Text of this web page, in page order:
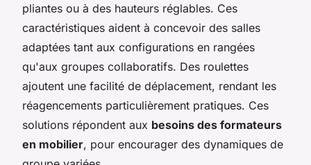
pliantes ou à des hauteurs réglables. Ces
caractéristiques aident à concevoir des salles
adaptées tant aux configurations en rangées
qu'aux groupes collaboratifs. Des roulettes
ajoutent une facilité de déplacement, rendant les
réagencements particulièrement pratiques. Ces
solutions répondent aux besoins des formateurs
en mobilier, pour encourager des dynamiques de